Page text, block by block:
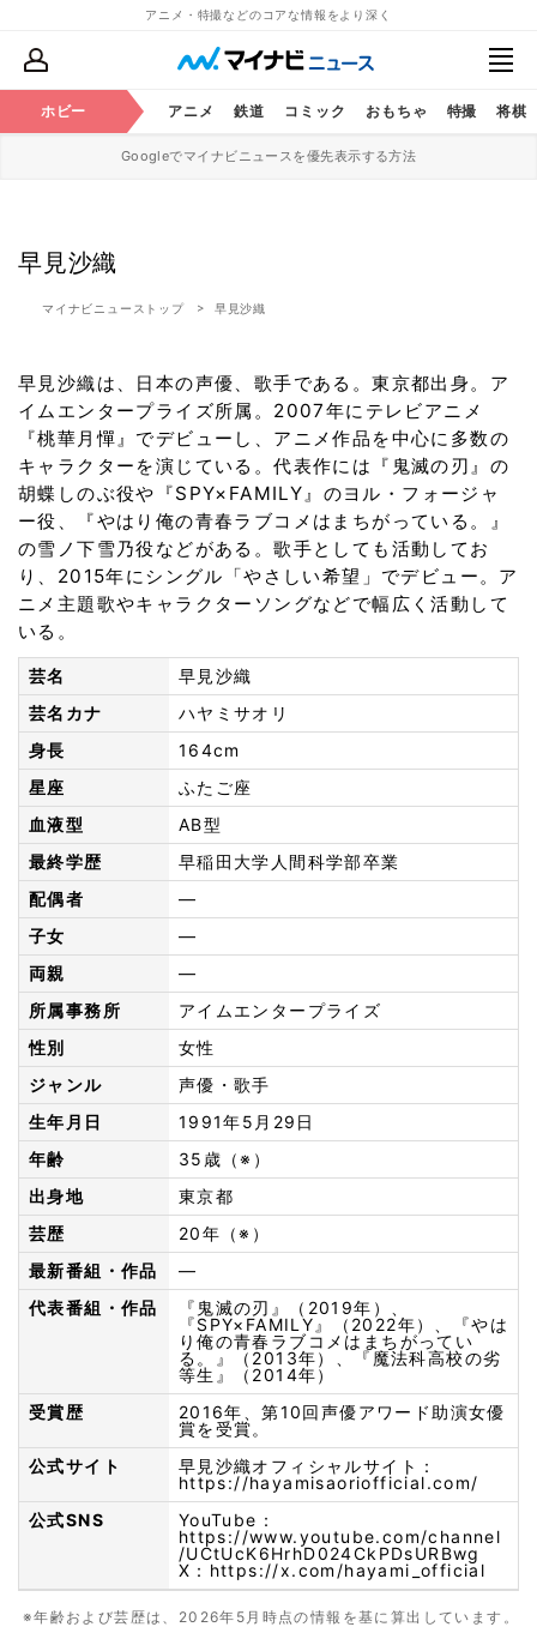
アニメ・特撮などのコアな情報をより深く
ホビー アニメ 鉄道 コミック おもちゃ 特撮 将棋
Googleでマイナビニュースを優先表示する方法
早見沙織
マイナビニューストップ 早見沙織
早見沙織は、日本の声優、歌手である。東京都出身。ア
イムエンタープライズ所属。2007年にテレビアニメ
『桃華月憚』でデビューし、アニメ作品を中心に多数の
キャラクターを演じている。代表作には『鬼滅の刃』の
胡蝶しのぶ役や『SPY×FAMILY』のヨル・フォージャ
ー役、『やはり俺の青春ラブコメはまちがっている。』
の雪ノ下雪乃役などがある。歌手としても活動してお
り、2015年にシングル「やさしい希望」でデビュー。ア
ニメ主題歌やキャラクターソングなどで幅広く活動して
いる。
芸名
早見沙織
芸名カナ
ハヤミサオリ
身長
164cm
星座
ふたご座
血液型
AB型
最終学歴
早稲田大学人間科学部卒業
配偶者
—
子女
—
両親
—
所属事務所
アイムエンタープライズ
性別
女性
ジャンル
声優・歌手
生年月日
1991年5月29日
年齢
35歳（※）
出身地
東京都
芸歴
20年（※）
最新番組・作品
—
代表番組・作品
『鬼滅の刃』（2019年）、
『SPY×FAMILY』（2022年）、『やは
り俺の青春ラブコメはまちがってい
る。』（2013年）、『魔法科高校の劣
等生』（2014年）
受賞歴
2016年、第10回声優アワード助演女優
賞を受賞。
公式サイト
早見沙織オフィシャルサイト：
https://hayamisaoriofficial.com/
公式SNS
YouTube：
https://www.youtube.com/channel
/UCtUcK6HrhD024CkPDsURBwg
X： https://x.com/hayami_official
※年齢および芸歴は、2026年5月時点の情報を基に算出しています。